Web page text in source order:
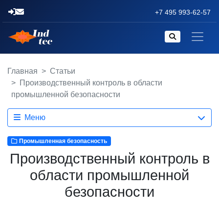
+7 495 993-62-57
Главная
Статьи
Производственный контроль в области
промышленной безопасности
Меню
Промышленная безопасность
Производственный контроль в
области промышленной
безопасности